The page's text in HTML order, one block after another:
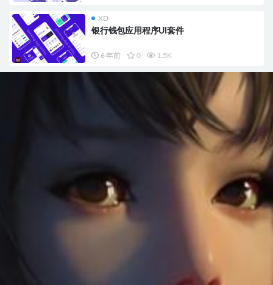
XD
银行钱包应用程序UI套件
6 年前 0 1.5K